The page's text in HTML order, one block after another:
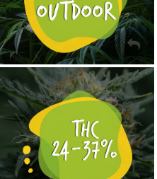
MOCNE ODMIANY MARIHUANY THC OD 24 - 37%
KUP TERAZ